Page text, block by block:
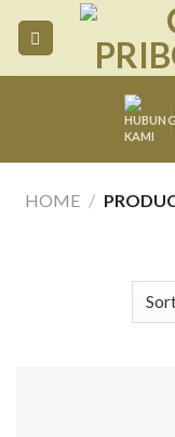
HOME /